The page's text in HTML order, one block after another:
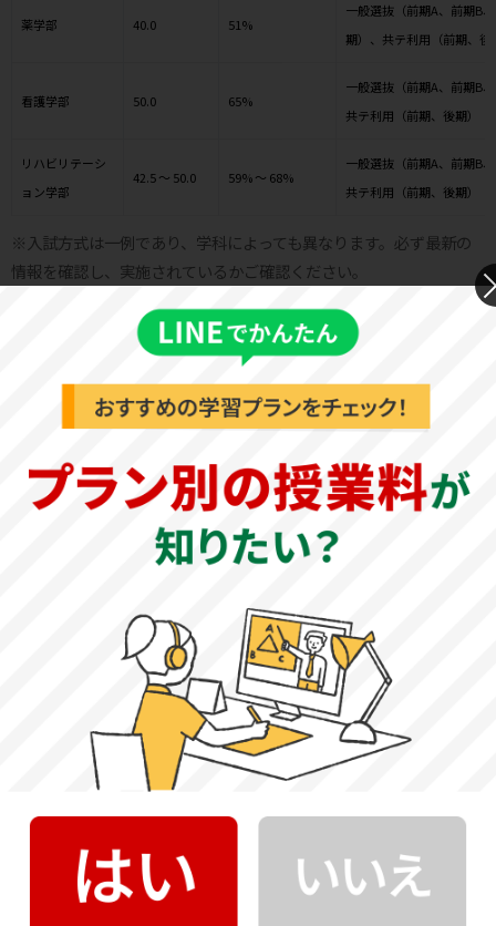
薬学部 40.0 51%
一般選抜（前期A、前期B
期）、共テ利用（前期、後
看護学部 50.0 65%
一般選抜（前期A、前期B
共テ利用（前期、後期）
リハビリテーシ
ョン学部
42.5 ～ 50.0 59% ～ 68%
一般選抜（前期A、前期B
共テ利用（前期、後期）
※入試方式は一例であり、学科によっても異なります。必ず最新の
情報を確認し、実施されているかご確認ください。
兵庫医科大学 基本情報
基本情報
公式サイト
兵庫医科大学 公式サイト
教育理念（建学の精神）
社会の福祉への奉仕
人間への深い愛
人間への幅の広い科学的理解
兵庫医科大学は、第1学年から専門教育を段階的に学ぶカリ